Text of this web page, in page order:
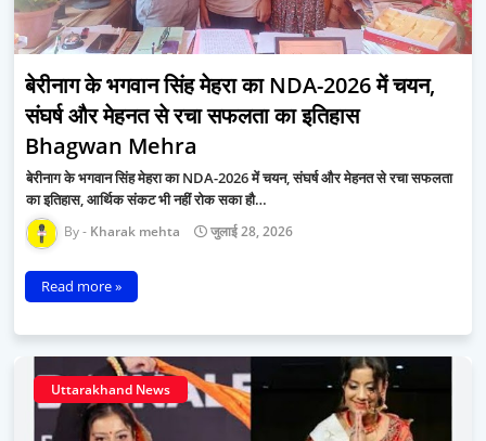
बेरीनाग के भगवान सिंह मेहरा का NDA-2026 में चयन,
संघर्ष और मेहनत से रचा सफलता का इतिहास
Bhagwan Mehra
बेरीनाग के भगवान सिंह मेहरा का NDA-2026 में चयन, संघर्ष और मेहनत से रचा सफलता
का इतिहास, आर्थिक संकट भी नहीं रोक सका हौ…
Kharak mehta जुलाई 28, 2026
Read more »
Uttarakhand News